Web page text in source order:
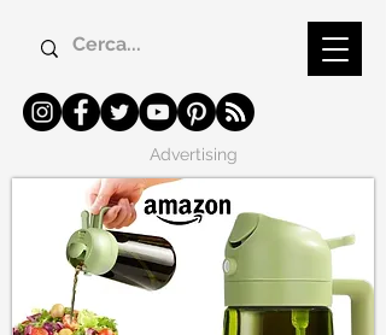
Advertising